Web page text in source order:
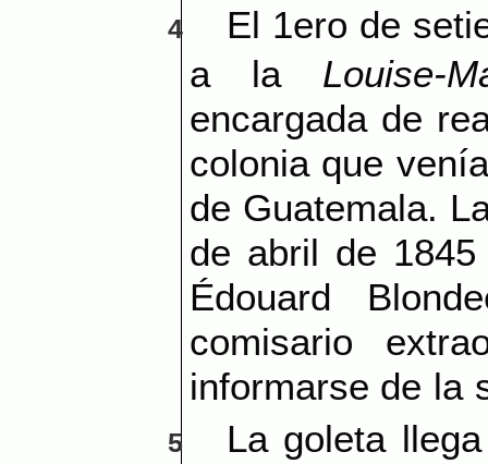
4
El 1ero de
a la Louise-
encargada de
colonia que
de Guatemala.
de abril de
Édouard
comisario
informarse de la
5
La goleta